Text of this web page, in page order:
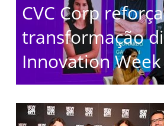
CVC Corp
transformação
Innovation